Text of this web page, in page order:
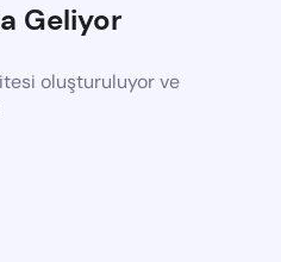
Geliyor
oluşturuluyor ve